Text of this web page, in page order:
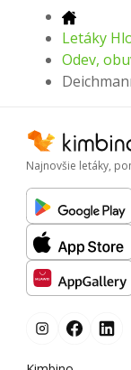
Letáky
Odev,
Najnovšie letáky,